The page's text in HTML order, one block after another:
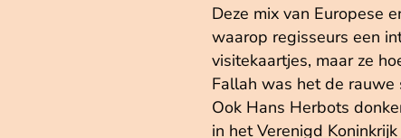
Deze mix van Europese
waarop regisseurs een
visitekaartjes, maar ze
Fallah was het de
Ook Hans Herbots
in het Verenigd